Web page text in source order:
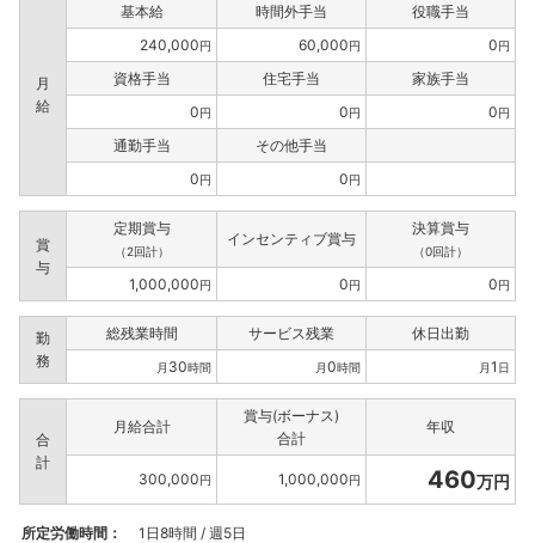
月
給
基本給 時間外手当
役職手当
240,000円 60,000円 0円
資格手当 住宅手当
家族手当
0円 0円 0円
通勤手当
その他手当
0円 0円
賞
与
定期賞与
（2回計）
インセンティブ賞与
決算賞与
（0回計）
1,000,000円 0円 0円
勤
務
総残業時間 サービス残業 休日出勤
月 30時間 月0時間 月1 日
合
計
月給合計
賞与(ボーナス)
合計
年収
300,000円 1,000,000円 460万円
所定労働時間：
1日8時間 / 週5日